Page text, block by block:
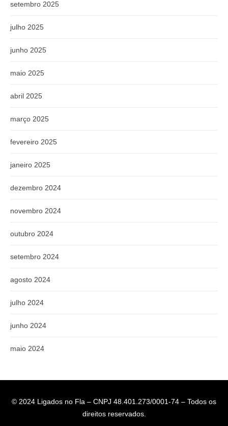
setembro 2025
julho 2025
junho 2025
maio 2025
abril 2025
março 2025
fevereiro 2025
janeiro 2025
dezembro 2024
novembro 2024
outubro 2024
setembro 2024
agosto 2024
julho 2024
junho 2024
maio 2024
© 2024 Ligados no Fla – CNPJ 48.401.273/0001-74 – Todos os
direitos reservados.